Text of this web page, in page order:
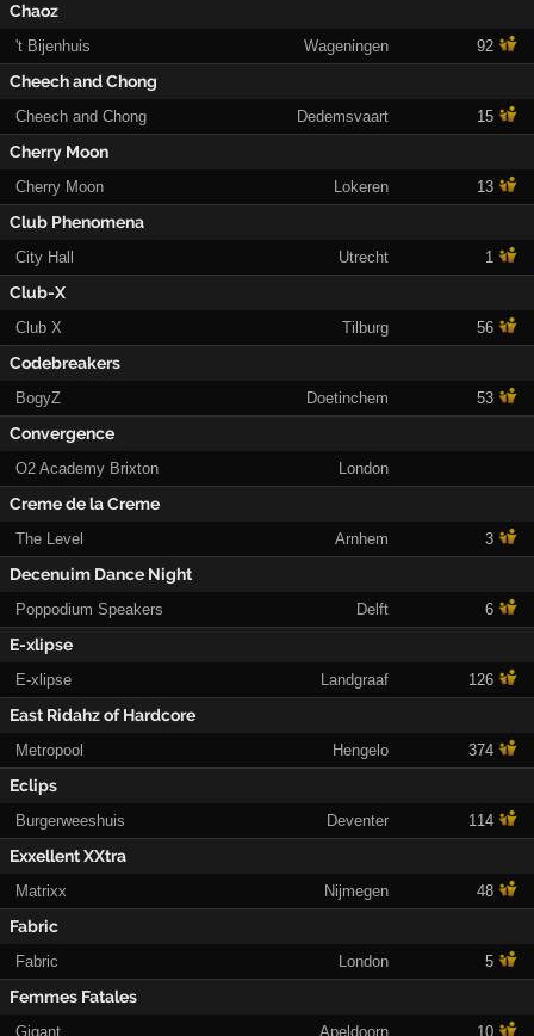
Chaoz
't Bijenhuis Wageningen 92
Cheech and Chong
Cheech and Chong Dedemsvaart 15
Cherry Moon
Cherry Moon Lokeren 13
Club Phenomena
City Hall Utrecht 1
Club-X
Club X Tilburg 56
Codebreakers
BogyZ Doetinchem 53
Convergence
O2 Academy Brixton London
Creme de la Creme
The Level Arnhem 3
Decenuim Dance Night
Poppodium Speakers Delft 6
E-xlipse
E-xlipse Landgraaf 126
East Ridahz of Hardcore
Metropool Hengelo 374
Eclips
Burgerweeshuis Deventer 114
Exxellent XXtra
Matrixx Nijmegen 48
Fabric
Fabric London 5
Femmes Fatales
Gigant Apeldoorn 10